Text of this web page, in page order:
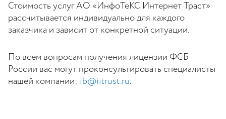
Стоимость услуг АО «ИнфоТеКС Интернет Траст»
рассчитывается индивидуально для каждого
заказчика и зависит от конкретной ситуации.
По всем вопросам получения лицензии ФСБ
России вас могут проконсультировать специалисты
нашей компании: ib@iitrust.ru.